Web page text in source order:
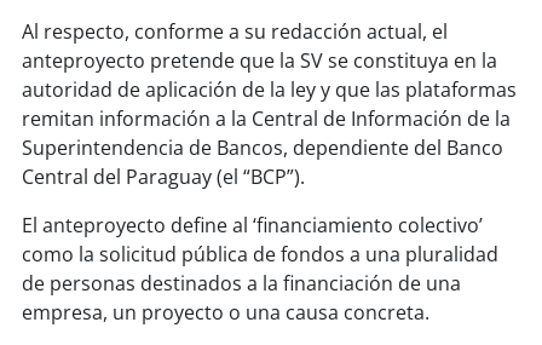
Al respecto, conforme a su redacción actual, el
anteproyecto pretende que la SV se constituya en la
autoridad de aplicación de la ley y que las plataformas
remitan información a la Central de Información de la
Superintendencia de Bancos, dependiente del Banco
Central del Paraguay (el “BCP”).
El anteproyecto define al ‘financiamiento colectivo’
como la solicitud pública de fondos a una pluralidad
de personas destinados a la financiación de una
empresa, un proyecto o una causa concreta.